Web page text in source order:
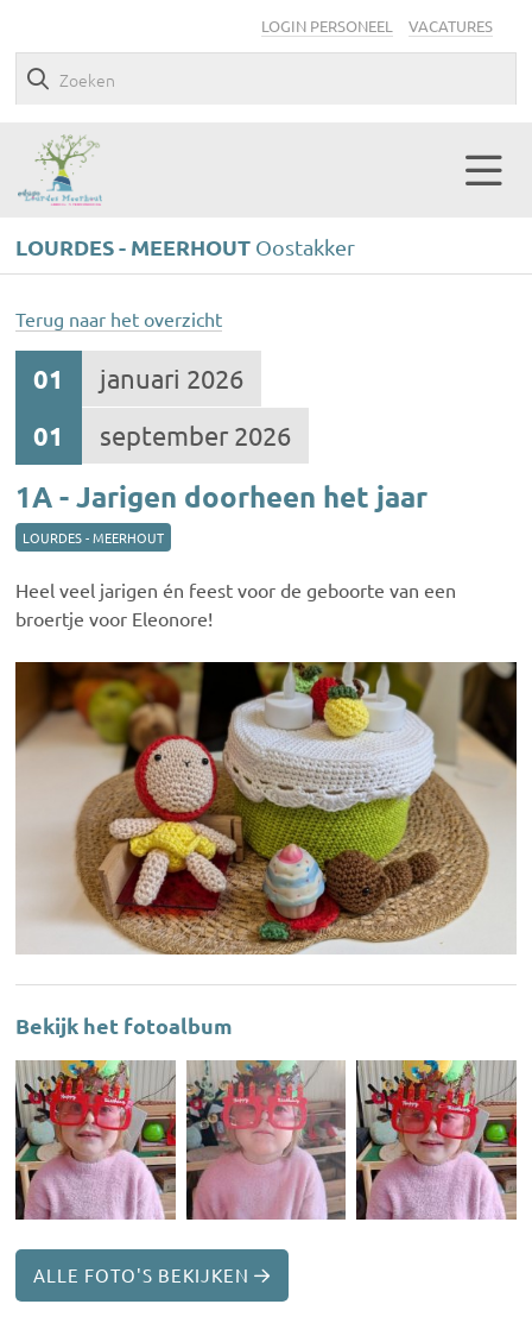
LOGIN PERSONEEL VACATURES
LOURDES - MEERHOUT Oostakker
Terug naar het overzicht
01 januari 2026
01 september 2026
1A - Jarigen doorheen het jaar
LOURDES - MEERHOUT
Heel veel jarigen én feest voor de geboorte van een
broertje voor Eleonore!
Bekijk het fotoalbum
ALLE FOTO'S BEKIJKEN